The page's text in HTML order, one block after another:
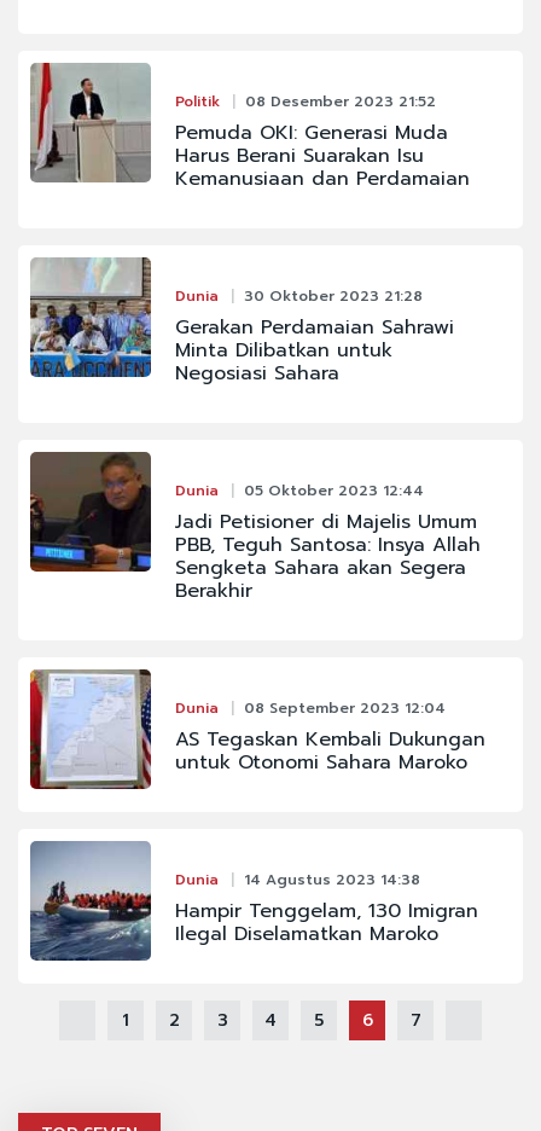
Politik 08 Desember 2023 21:52
Pemuda OKI: Generasi Muda
Harus Berani Suarakan Isu
Kemanusiaan dan Perdamaian
Dunia 30 Oktober 2023 21:28
Gerakan Perdamaian Sahrawi
Minta Dilibatkan untuk
Negosiasi Sahara
Dunia 05 Oktober 2023 12:44
Jadi Petisioner di Majelis Umum
PBB, Teguh Santosa: Insya Allah
Sengketa Sahara akan Segera
Berakhir
Dunia 08 September 2023 12:04
AS Tegaskan Kembali Dukungan
untuk Otonomi Sahara Maroko
Dunia 14 Agustus 2023 14:38
Hampir Tenggelam, 130 Imigran
Ilegal Diselamatkan Maroko
1 2 3 4 5 6 7